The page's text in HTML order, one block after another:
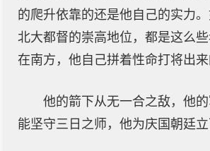
的爬升依靠的还是他自己的实力
北大都督的崇高地位，都是这么
在南方，他自己拼着性命打将出来
他的箭下从无一合之敌，他
能坚守三日之师，他为庆国朝廷立